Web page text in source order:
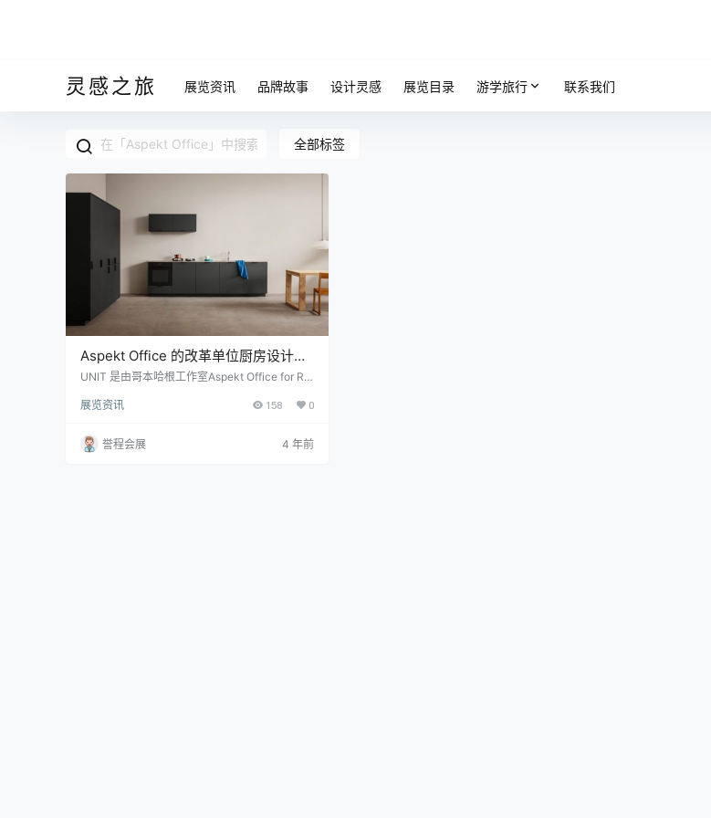
灵感之旅 展览资讯 品牌故事 设计灵感 展览目录 游学旅行 联系我们
全部标签
Aspekt Office 的改革单位厨房设计带
来了家庭办公室的感觉
UNIT 是由哥本哈根工作室Aspekt Office for Ref
此次推出，Reform 将不再使用宜家在美国的厨
括他们最新的标准抽屉。 Aspekt Office 的年轻
设计师在居家办公时代的背景下成长，创造了一
展览资讯 158 0
誉程会展
4 年前